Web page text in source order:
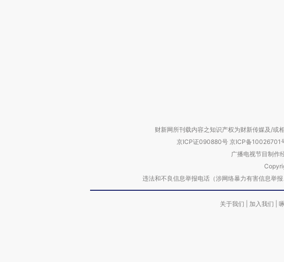
财新网所刊载内容之知识产权为财新传媒及/或
京ICP证090880号 京ICP备10026701
广播电视节目制作
违法和不良信息举报电话（涉网络暴力有害信息
关于我们 加入我们